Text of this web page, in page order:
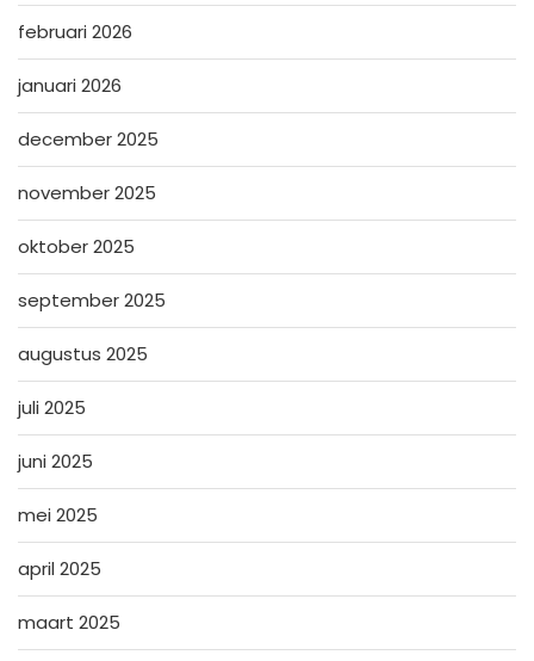
februari 2026
januari 2026
december 2025
november 2025
oktober 2025
september 2025
augustus 2025
juli 2025
juni 2025
mei 2025
april 2025
maart 2025